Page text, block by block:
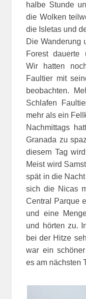
halbe Stunde
die Wolken
die Isletas und
Die Wanderung
Forest dauerte
Wir hatten
Faultier mit
beobachten.
Schlafen
mehr als ein
Nachmittags
Granada zu
diesem Tag
Meist wird
spät in die
sich die Nicas
Central Parque
und eine
und hörten zu.
bei der Hitze
war ein
es am nächsten